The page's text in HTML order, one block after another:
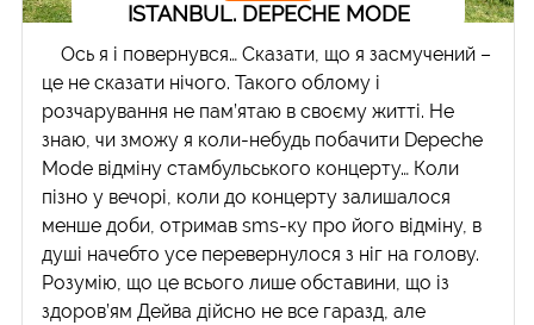
ISTANBUL. DEPECHE MODE
Ось я і повернувся… Сказати, що я засмучений –
це не сказати нічого. Такого облому і
розчарування не пам’ятаю в своєму житті. Не
знаю, чи зможу я коли-небудь побачити Depeche
Mode відміну стамбульського концерту… Коли
пізно у вечорі, коли до концерту залишалося
менше доби, отримав sms-ку про його відміну, в
душі начебто усе перевернулося з ніг на голову.
Розумію, що це всього лише обставини, що із
здоров’ям Дейва дійсно не все гаразд, але